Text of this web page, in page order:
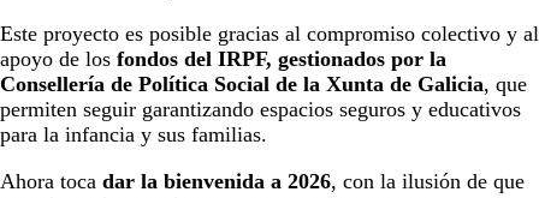
Este proyecto es posible gracias al compromiso colectivo y al
apoyo de los fondos del IRPF, gestionados por la
Consellería de Política Social de la Xunta de Galicia, que
permiten seguir garantizando espacios seguros y educativos
para la infancia y sus familias.
Ahora toca dar la bienvenida a 2026, con la ilusión de que